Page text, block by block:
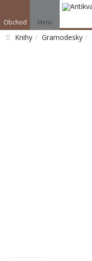
Obchod Menu
Knihy Gramodesky